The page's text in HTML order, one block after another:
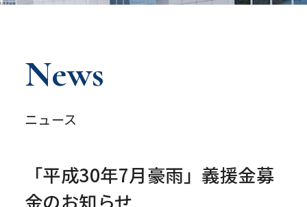
News
ニュース
「平成30年7月豪雨」義援金募
金のお知らせ